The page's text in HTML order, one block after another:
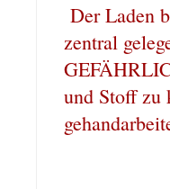
Der Laden
zentral
und Stoff zu